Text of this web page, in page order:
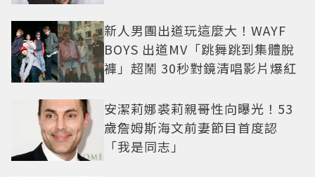
新人男團出道玩這麼大！WAYF
BOYS 出道MV「跳舞跳到集體脫
褲」超鬧 30秒對鏡清唱影片爆紅
安潔莉娜裘莉親哥性向曝光！53
歲詹姆斯海文前妻節目首度認
「我是同志」